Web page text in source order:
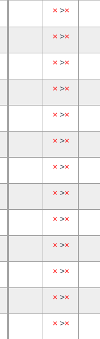
× >×
× >×
× >×
× >×
× >×
× >×
× >×
× >×
× >×
× >×
× >×
× >×
× >×